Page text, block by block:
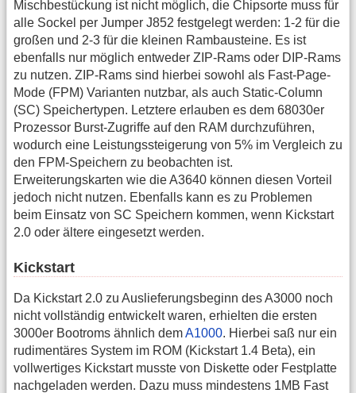
Mischbestückung ist nicht möglich, die Chipsorte muss für
alle Sockel per Jumper J852 festgelegt werden: 1-2 für die
großen und 2-3 für die kleinen Rambausteine. Es ist
ebenfalls nur möglich entweder ZIP-Rams oder DIP-Rams
zu nutzen. ZIP-Rams sind hierbei sowohl als Fast-Page-
Mode (FPM) Varianten nutzbar, als auch Static-Column
(SC) Speichertypen. Letztere erlauben es dem 68030er
Prozessor Burst-Zugriffe auf den RAM durchzuführen,
wodurch eine Leistungssteigerung von 5% im Vergleich zu
den FPM-Speichern zu beobachten ist.
Erweiterungskarten wie die A3640 können diesen Vorteil
jedoch nicht nutzen. Ebenfalls kann es zu Problemen
beim Einsatz von SC Speichern kommen, wenn Kickstart
2.0 oder ältere eingesetzt werden.
Kickstart
Da Kickstart 2.0 zu Auslieferungsbeginn des A3000 noch
nicht vollständig entwickelt waren, erhielten die ersten
3000er Bootroms ähnlich demA1000. Hierbei saß nur ein
rudimentäres System im ROM (Kickstart 1.4 Beta), ein
vollwertiges Kickstart musste von Diskette oder Festplatte
nachgeladen werden. Dazu muss mindestens 1MB Fast